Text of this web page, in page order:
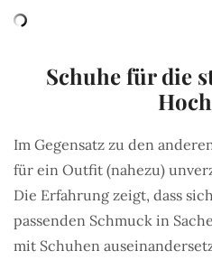
Schuhe für die
Im Gegensatz zu den
für ein Outfit (nahezu)
Die Erfahrung zeigt, dass sich
passenden Schmuck in
mit Schuhen